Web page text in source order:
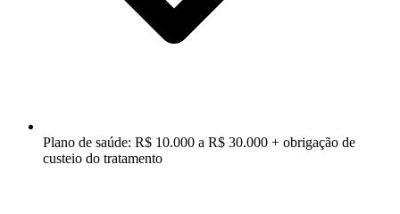
Plano de saúde: R$ 10.000 a R$ 30.000 + obrigação de
custeio do tratamento